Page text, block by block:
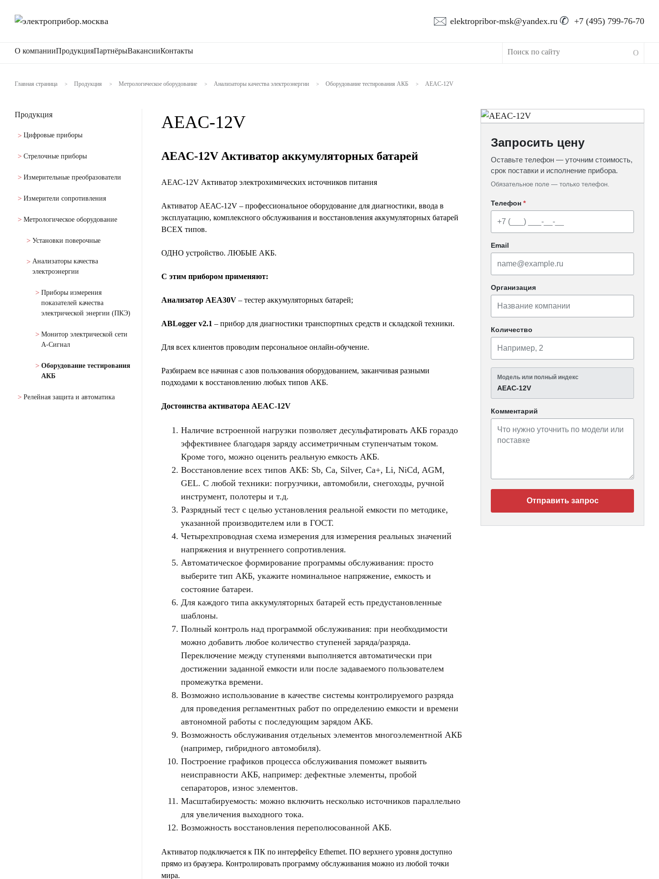
🖂 elektropribor-msk@yandex.ru ✆ +7 (495) 799-76-70
О компанииПродукцияПартнёрыВакансииКонтакты
Главная страница > Продукция > Метрологическое оборудование > Анализаторы качества электроэнергии > Оборудование тестирования АКБ > AEAC-12V
Продукция
Цифровые приборы
Стрелочные приборы
Измерительные преобразователи
Измерители сопротивления
Метрологическое оборудование
Установки поверочные
Анализаторы качества
электроэнергии
Приборы измерения
показателей качества
электрической энергии (ПКЭ)
Монитор электрической сети
А-Сигнал
Оборудование тестирования
АКБ
Релейная защита и автоматика
AEAC-12V
AEAC-12V Активатор аккумуляторных батарей
АЕАС-12V Активатор электрохимических источников питания
Активатор АЕАС-12V – профессиональное оборудование для диагностики, ввода в
эксплуатацию, комплексного обслуживания и восстановления аккумуляторных батарей
ВСЕХ типов.
ОДНО устройство. ЛЮБЫЕ АКБ.
С этим прибором применяют:
Анализатор AEA30V– тестер аккумуляторных батарей;
ABLogger v2.1 – прибор для диагностики транспортных средств и складской техники.
Для всех клиентов проводим персональное онлайн-обучение.
Разбираем все начиная с азов пользования оборудованием, заканчивая разными
подходами к восстановлению любых типов АКБ.
Достоинства активатора AEAC-12V
Наличие встроенной нагрузки позволяет десульфатировать АКБ гораздо
эффективнее благодаря заряду ассиметричным ступенчатым током.
Кроме того, можно оценить реальную емкость АКБ.
Восстановление всех типов АКБ: Sb, Ca, Silver, Ca+, Li, NiCd, AGM,
GEL. С любой техники: погрузчики, автомобили, снегоходы, ручной
инструмент, полотеры и т.д.
Разрядный тест с целью установления реальной емкости по методике,
указанной производителем или в ГОСТ.
Четырехпроводная схема измерения для измерения реальных значений
напряжения и внутреннего сопротивления.
Автоматическое формирование программы обслуживания: просто
выберите тип АКБ, укажите номинальное напряжение, емкость и
состояние батареи.
Для каждого типа аккумуляторных батарей есть предустановленные
шаблоны.
Полный контроль над программой обслуживания: при необходимости
можно добавить любое количество ступеней заряда/разряда.
Переключение между ступенями выполняется автоматически при
достижении заданной емкости или после задаваемого пользователем
промежутка времени.
Возможно использование в качестве системы контролируемого разряда
для проведения регламентных работ по определению емкости и времени
автономной работы с последующим зарядом АКБ.
Возможность обслуживания отдельных элементов многоэлементной АКБ
(например, гибридного автомобиля).
Построение графиков процесса обслуживания поможет выявить
неисправности АКБ, например: дефектные элементы, пробой
сепараторов, износ элементов.
Масштабируемость: можно включить несколько источников параллельно
для увеличения выходного тока.
Возможность восстановления переполюсованной АКБ.
Активатор подключается к ПК по интерфейсу Ethernet. ПО верхнего уровня доступно
прямо из браузера. Контролировать программу обслуживания можно из любой точки
мира.
Запросить цену
Оставьте телефон — уточним стоимость,
срок поставки и исполнение прибора.
Обязательное поле — только телефон.
Телефон*
Email
Организация
Количество
Модель или полный индекс
AEAC-12V
Комментарий
Отправить запрос